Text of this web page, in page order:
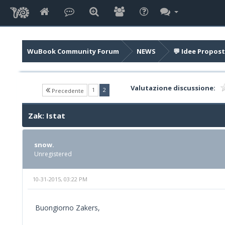
WuBook Community Forum NEWS 💬 Idee
Precedente 1 2(current) Valutazione discussione:
Zak: Istat
snow.
Unregistered
10-31-2015, 03:22 PM
Buongiorno Zakers,